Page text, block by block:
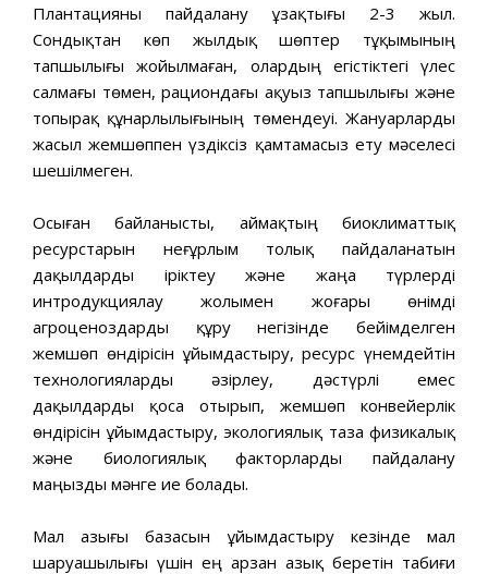
Плантацияны пайдалану ұзақтығы 2-3 жыл.
Сондықтан көп жылдық шөптер тұқымының
тапшылығы жойылмаған, олардың егістіктегі үлес
салмағы төмен, рациондағы ақуыз тапшылығы және
топырақ құнарлылығының төмендеуі. Жануарларды
жасыл жемшөппен үздіксіз қамтамасыз ету мәселесі
шешілмеген.
Осыған байланысты, аймақтың биоклиматтық
ресурстарын неғұрлым толық пайдаланатын
дақылдарды іріктеу және жаңа түрлерді
интродукциялау жолымен жоғары өнімді
агроценоздарды құру негізінде бейімделген
жемшөп өндірісін ұйымдастыру, ресурс үнемдейтін
технологияларды әзірлеу, дәстүрлі емес
дақылдарды қоса отырып, жемшөп конвейерлік
өндірісін ұйымдастыру, экологиялық таза физикалық
және биологиялық факторларды пайдалану
маңызды мәнге ие болады.
Мал азығы базасын ұйымдастыру кезінде мал
шаруашылығы үшін ең арзан азық беретін табиғи